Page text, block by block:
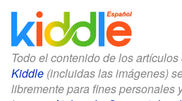
Todo el contenido de los artículos
Kiddle (incluidas las imágenes)
libremente para fines personales